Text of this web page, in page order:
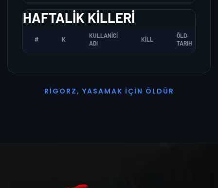
HAFTALIK KILLERI
# K
KULLANICI
ADI
KILL
ÖLD.
TARIH
R I G O R Z, YASAMAK İ ÇI N Ö L D Ü R